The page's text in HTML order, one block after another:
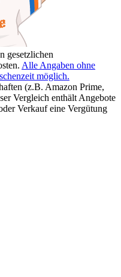
gesetzlichen
Alle Angaben ohne
möglich.
(z.B. Amazon Prime,
Vergleich enthält Angebote
Verkauf eine Vergütung